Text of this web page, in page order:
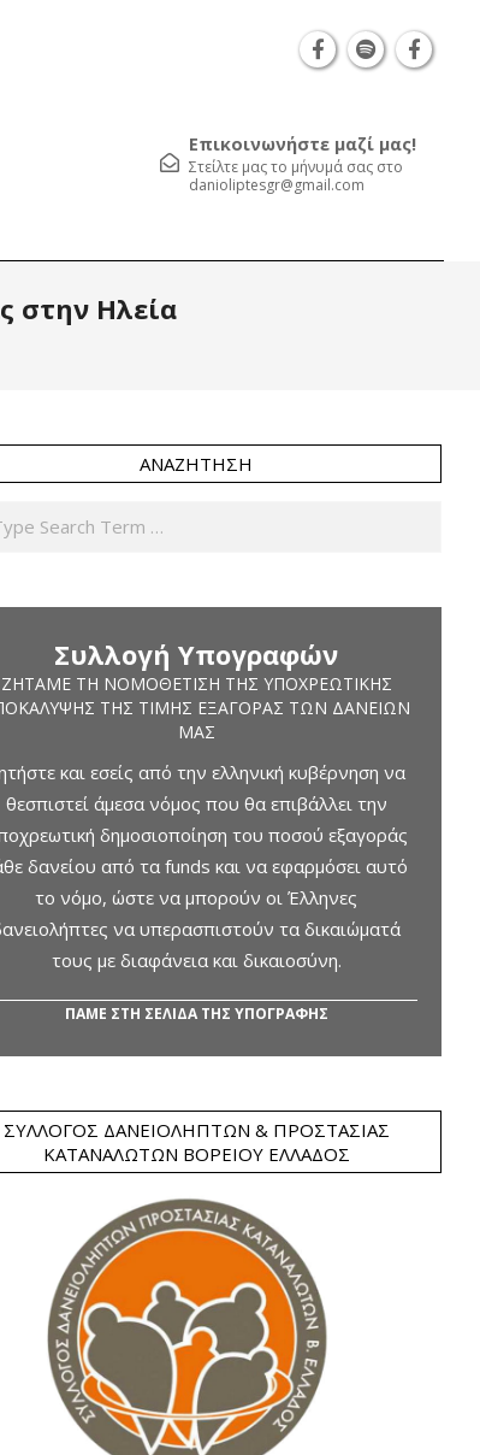
Επικοινωνήστε μαζί μας!
Στείλτε μας το μήνυμά σας στο
danioliptesgr@gmail.com
στην Ηλεία
ΑΝΑΖΉΤΗΣΗ
Συλλογή Υπογραφών
ΖΗΤΆΜΕ ΤΗ ΝΟΜΟΘΈΤΙΣΗ ΤΗΣ ΥΠΟΧΡΕΩΤΙΚΉΣ
ΤΗΣ ΤΙΜΉΣ ΕΞΑΓΟΡΆΣ ΤΩΝ ΔΑΝΕΊΩΝ
ΜΑΣ
και εσείς από την ελληνική κυβέρνηση να
θεσπιστεί άμεσα νόμος που θα επιβάλλει την
δημοσιοποίηση του ποσού εξαγοράς
δανείου από τα funds και να εφαρμόσει αυτό
το νόμο, ώστε να μπορούν οι Έλληνες
να υπερασπιστούν τα δικαιώματά
τους με διαφάνεια και δικαιοσύνη.
ΠΑΜΕ ΣΤΗ ΣΕΛΙΔΑ ΤΗΣ ΥΠΟΓΡΑΦΗΣ
ΣΎΛΛΟΓΟΣ ΔΑΝΕΙΟΛΗΠΤΏΝ & ΠΡΟΣΤΑΣΊΑΣ
ΚΑΤΑΝΑΛΩΤΏΝ ΒΟΡΕΊΟΥ ΕΛΛΆΔΟΣ